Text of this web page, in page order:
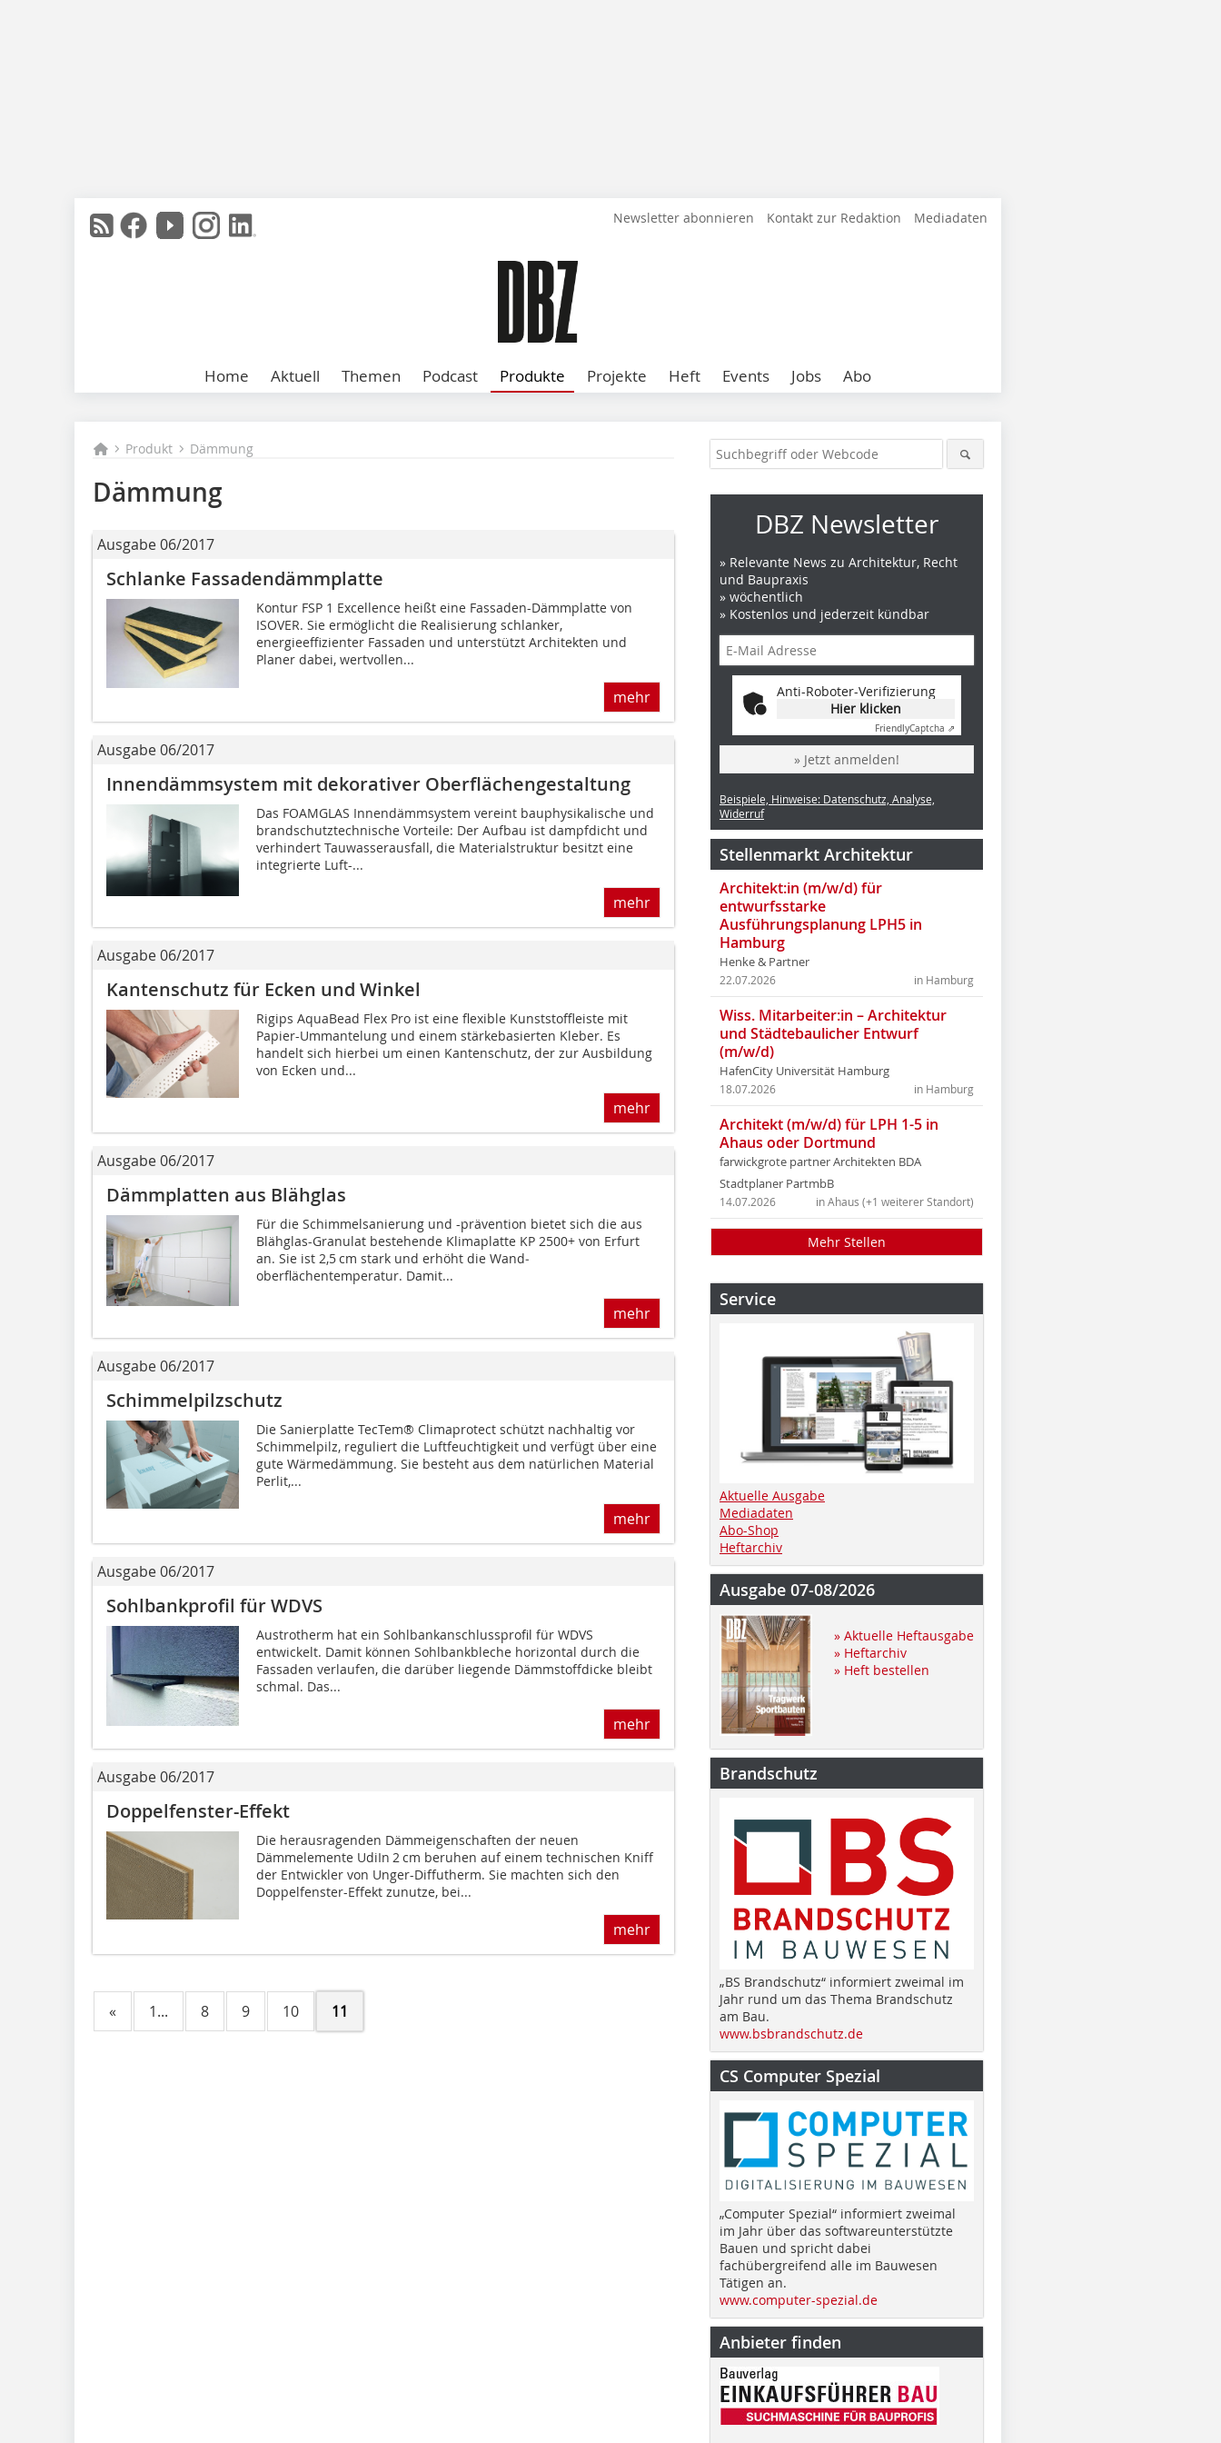
Newsletter abonnieren Kontakt zur Redaktion Mediadaten
Home Aktuell Themen Podcast Produkte Projekte Heft Events Jobs Abo
Produkt Dämmung
Dämmung
Ausgabe 06/2017
Schlanke Fassadendämmplatte
Kontur FSP 1 Excellence heißt eine Fassaden-Dämmplatte von
ISOVER. Sie ermöglicht die Realisierung schlanker,
energieeffizienter Fassaden und unterstützt Architekten und
Planer dabei, wertvollen...
mehr
Ausgabe 06/2017
Innendämmsystem mit dekorativer Oberflächengestaltung
Das FOAMGLAS Innendämmsystem vereint bauphysikalische und
brandschutztechnische Vorteile: Der Aufbau ist dampfdicht und
verhindert Tauwasserausfall, die Materialstruktur besitzt eine
integrierte Luft-...
mehr
Ausgabe 06/2017
Kantenschutz für Ecken und Winkel
Rigips AquaBead Flex Pro ist eine flexible Kunststoffleiste mit
Papier-Ummantelung und einem stärkebasierten Kleber. Es
handelt sich hierbei um einen Kantenschutz, der zur Ausbildung
von Ecken und...
mehr
Ausgabe 06/2017
Dämmplatten aus Blähglas
Für die Schimmelsanierung und -prävention bietet sich die aus
Blähglas-Granulat bestehende Klimaplatte KP 2500+ von Erfurt
an. Sie ist 2,5 cm stark und erhöht die Wand­
oberflächentemperatur. Damit...
mehr
Ausgabe 06/2017
Schimmelpilzschutz
Die Sanierplatte TecTem® Climaprotect schützt nachhaltig vor
Schimmelpilz, reguliert die Luftfeuchtigkeit und verfügt über eine
gute Wärmedämmung. Sie besteht aus dem natürlichen Material
Perlit,...
mehr
Ausgabe 06/2017
Sohlbankprofil für WDVS
Austrotherm hat ein Sohlbankanschlussprofil für WDVS
entwickelt. Damit können Sohlbankbleche horizontal durch die
Fassaden verlaufen, die darüber liegende Dämmstoffdicke bleibt
schmal. Das...
mehr
Ausgabe 06/2017
Doppelfenster-Effekt
Die herausragenden Dämmeigenschaften der neuen
Dämmelemente UdiIn 2 cm beruhen auf einem technischen Kniff
der Entwickler von Unger-Diffutherm. Sie machten sich den
Doppelfenster-Effekt zunutze, bei...
mehr
« 1... 8 9 10 11
DBZ Newsletter
» Relevante News zu Architektur, Recht
und Baupraxis
» wöchentlich
» Kostenlos und jederzeit kündbar
Anti-Roboter-Verifizierung
Hier klicken
FriendlyCaptcha ⇗
» Jetzt anmelden!
Beispiele, Hinweise: Datenschutz, Analyse,
Widerruf
Stellenmarkt Architektur
Architekt:in (m/w/d) für
entwurfsstarke
Ausführungsplanung LPH5 in
Hamburg
Henke & Partner
in Hamburg
22.07.2026
Wiss. Mitarbeiter:in – Architektur
und Städtebaulicher Entwurf
(m/w/d)
HafenCity Universität Hamburg
in Hamburg
18.07.2026
Architekt (m/w/d) für LPH 1-5 in
Ahaus oder Dortmund
farwickgrote partner Architekten BDA
Stadtplaner PartmbB
in Ahaus (+1 weiterer Standort)
14.07.2026
Mehr Stellen
Service
Aktuelle Ausgabe
Mediadaten
Abo-Shop
Heftarchiv
Ausgabe 07-08/2026
» Aktuelle Heftausgabe
» Heftarchiv
» Heft bestellen
Brandschutz
„BS Brandschutz“ informiert zweimal im
Jahr rund um das Thema Brandschutz
am Bau.
www.bsbrandschutz.de
CS Computer Spezial
„Computer Spezial“ informiert zweimal
im Jahr über das softwareunterstützte
Bauen und spricht dabei
fachübergreifend alle im Bauwesen
Tätigen an.
www.computer-spezial.de
Anbieter finden